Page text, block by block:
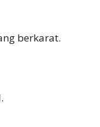
berkarat.